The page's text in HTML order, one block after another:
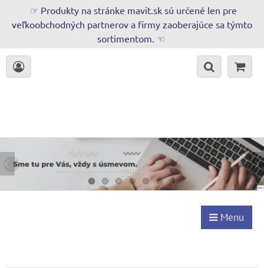
☞ Produkty na stránke mavit.sk sú určené len pre
veľkoobchodných partnerov a firmy zaoberajúce sa týmto
sortimentom. ☜
Menu